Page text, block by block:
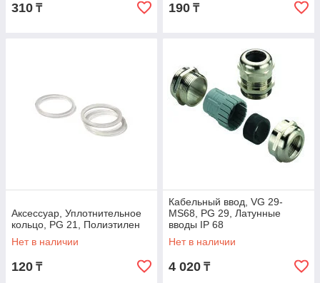
310 ₸ 190 ₸
Аксессуар, Уплотнительное
кольцо, PG 21, Полиэтилен
Нет в наличии
120 ₸
Кабельный ввод, VG 29-
MS68, PG 29, Латунные
вводы IP 68
Нет в наличии
4 020 ₸